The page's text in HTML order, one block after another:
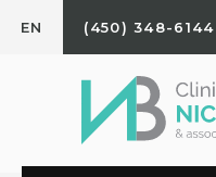
EN (450) 348-6144